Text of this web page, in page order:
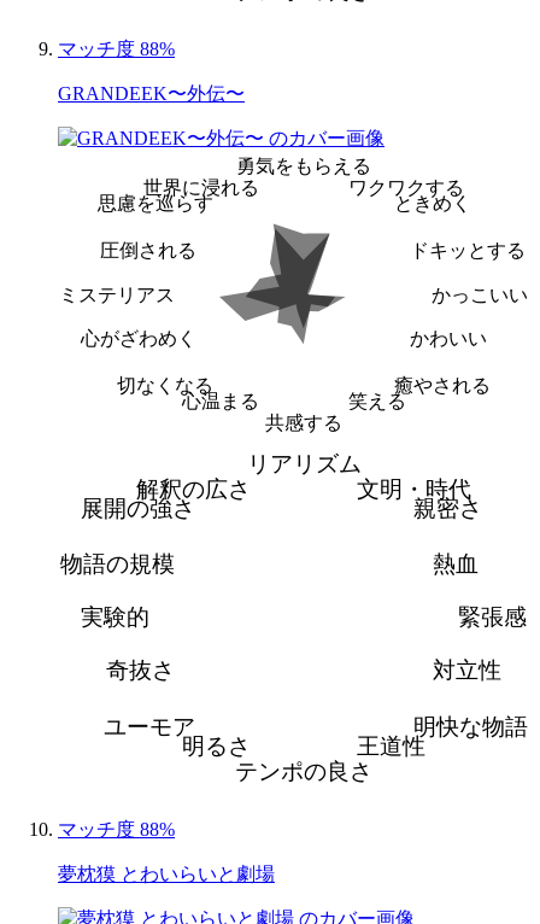
マッチ度 88%
GRANDEEK〜外伝〜
勇気をもらえる
ワクワクする
ときめく
ドキッとする
かっこいい
かわいい
癒やされる
笑える
共感する
心温まる
切なくなる
心がざわめく
ミステリアス
圧倒される
思慮を巡らす
世界に浸れる
リアリズム
文明・時代
親密さ
熱血
緊張感
対立性
明快な物語
王道性
テンポの良さ
明るさ
ユーモア
奇抜さ
実験的
物語の規模
展開の強さ
解釈の広さ
マッチ度 88%
夢枕獏 とわいらいと劇場